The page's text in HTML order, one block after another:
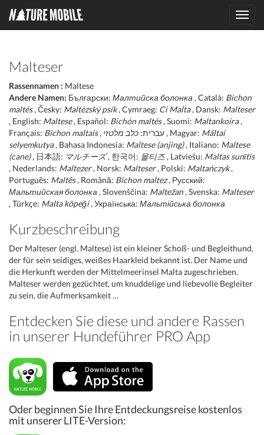
Malteser
Rassennamen : Maltese
Andere Namen: Български: Малтийска болонка , Català: Bichon
maltès, Česky: Maltézský psík, Cymraeg: Ci Malta, Dansk: Malteser
, English: Maltese, Español: Bichón maltés, Suomi: Maltankoira,
Français: Bichon maltais , עברית: כלב מלטזי , Magyar: Máltai
selyemkutya, Bahasa Indonesia: Maltese (anjing), Italiano: Maltese
(cane), 日本語: マルチーズ, 한국어: 몰티즈 , Latviešu: Maltas sunītis
, Nederlands: Maltezer, Norsk: Malteser, Polski: Maltańczyk,
Português: Maltês, Română: Bichon maltez, Русский:
Мальтийская болонка , Slovenščina: Maltežan, Svenska: Malteser
, Türkçe: Malta köpeği, Українська: Мальтійська болонка
Kurzbeschreibung
Der Malteser (engl. Maltese) ist ein kleiner Schoß- und Begleithund,
der für sein seidiges, weißes Haarkleid bekannt ist. Der Name und
die Herkunft werden der Mittelmeerinsel Malta zugeschrieben.
Malteser werden gezüchtet, um knuddelige und liebevolle Begleiter
zu sein, die Aufmerksamkeit …
Entdecken Sie diese und andere Rassen
in unserer Hundeführer PRO App
Oder beginnen Sie Ihre Entdeckungsreise kostenlos
mit unserer LITE-Version: